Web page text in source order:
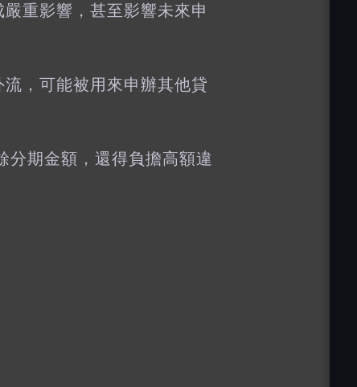
重影響，甚至影響未來申
，可能被用來申辦其他貸
分期金額，還得負擔高額違